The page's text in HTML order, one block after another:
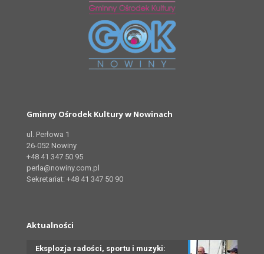
Gminny Ośrodek Kultury w Nowinach
ul. Perłowa 1
26-052 Nowiny
+48 41 347 50 95
perla@nowiny.com.pl
Sekretariat: +48 41 347 50 90
Aktualności
Eksplozja radości, sportu i muzyki: